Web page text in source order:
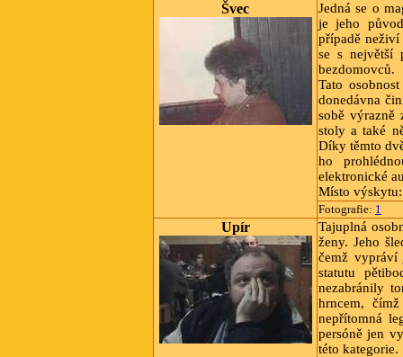
Švec
Jedná se o
je jeho
případě
se s největší
bezdomovců.
Tato
donedávna
sobě výrazně
stoly a také
Díky těmto
ho
elektronické
Místo
Fotografie: 1
Upír
Tajuplná
ženy. Jeho
čemž vypráví
statutu
nezabránily
hrncem,
nepřítomná
persóně jen
této kategorie.